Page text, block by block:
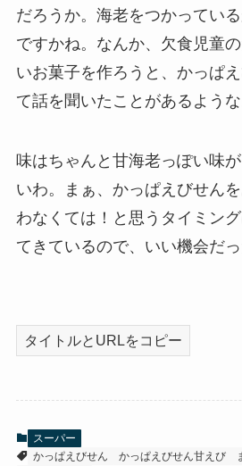
だろうか。海老をつかってい
ですかね。なんか、欠食児童
いお菓子を作ろうと、かっぱ
て話を聞いたことがあるような
味はちゃんと甘海老っぽい味
いわ。まぁ、かっぱえびせん
わなくては！と思うタイミン
てきているので、いい機会だっ
タイトルとURLをコピー
スーパー
かっぱえびせん
かっぱえびせん甘えび